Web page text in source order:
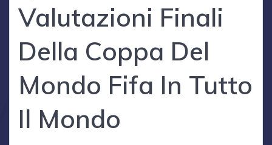
Valutazioni Finali
Della Coppa Del
Mondo Fifa In Tutto
Il Mondo